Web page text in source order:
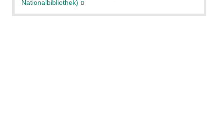
Nationalbibliothek)